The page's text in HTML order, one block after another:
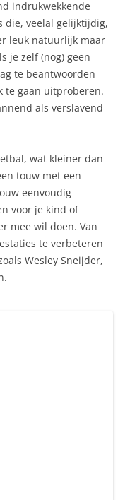
indrukwekkende
die, veelal gelijktijdig,
leuk natuurlijk maar
je zelf (nog) geen
te beantwoorden
te gaan uitproberen.
als verslavend
wat kleiner dan
touw met een
eenvoudig
voor je kind of
mee wil doen. Van
te verbeteren
Wesley Sneijder,